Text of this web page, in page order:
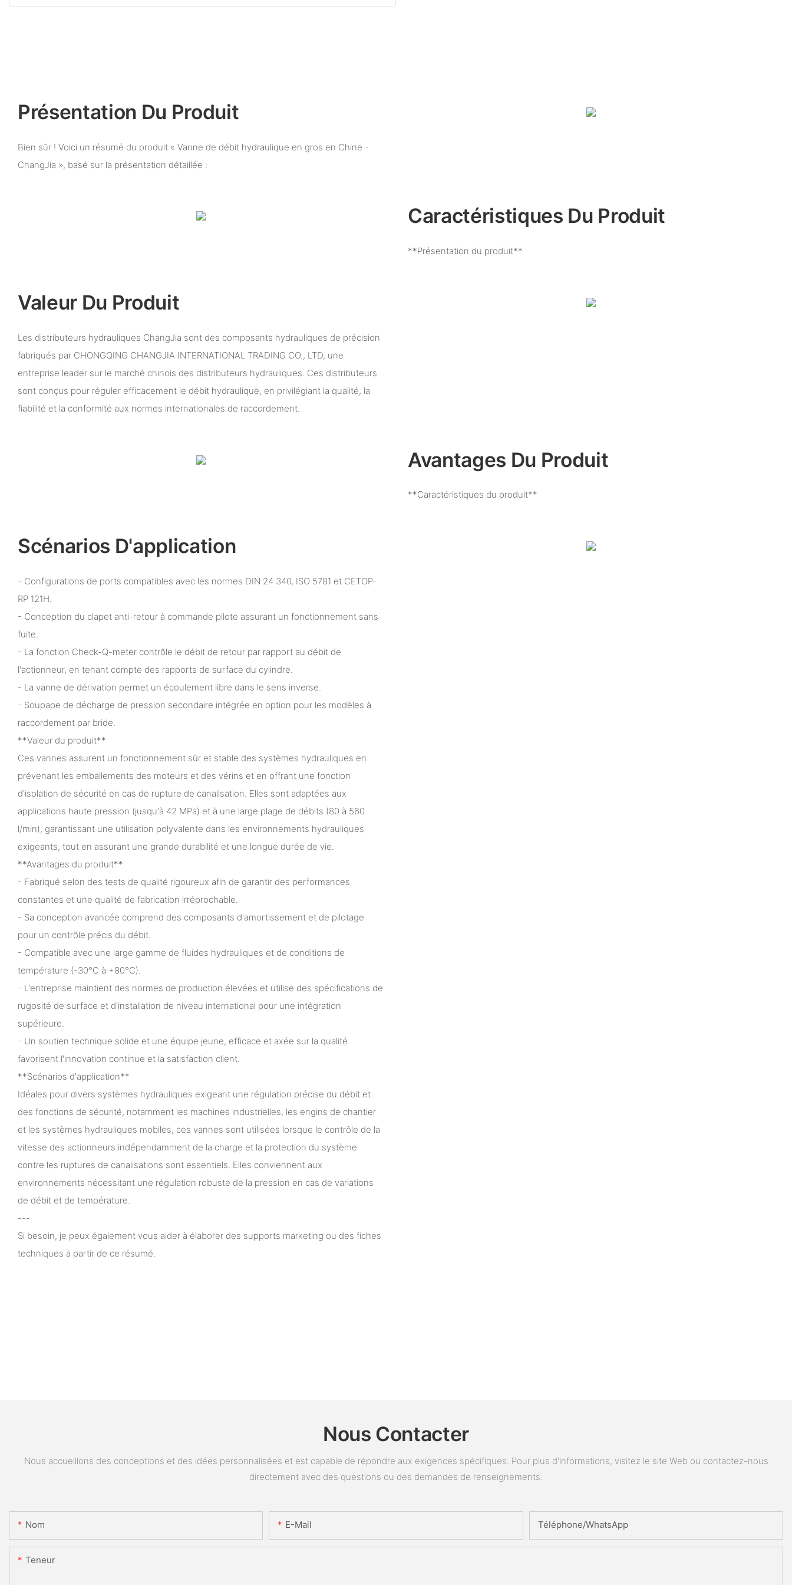
Présentation Du Produit
Bien sûr ! Voici un résumé du produit « Vanne de débit hydraulique en gros en Chine -
ChangJia », basé sur la présentation détaillée :
Caractéristiques Du Produit
**Présentation du produit**
Valeur Du Produit
Les distributeurs hydrauliques ChangJia sont des composants hydrauliques de précision
fabriqués par CHONGQING CHANGJIA INTERNATIONAL TRADING CO., LTD, une
entreprise leader sur le marché chinois des distributeurs hydrauliques. Ces distributeurs
sont conçus pour réguler efficacement le débit hydraulique, en privilégiant la qualité, la
fiabilité et la conformité aux normes internationales de raccordement.
Avantages Du Produit
**Caractéristiques du produit**
Scénarios D'application
- Configurations de ports compatibles avec les normes DIN 24 340, ISO 5781 et CETOP-
RP 121H.
- Conception du clapet anti-retour à commande pilote assurant un fonctionnement sans
fuite.
- La fonction Check-Q-meter contrôle le débit de retour par rapport au débit de
l'actionneur, en tenant compte des rapports de surface du cylindre.
- La vanne de dérivation permet un écoulement libre dans le sens inverse.
- Soupape de décharge de pression secondaire intégrée en option pour les modèles à
raccordement par bride.
**Valeur du produit**
Ces vannes assurent un fonctionnement sûr et stable des systèmes hydrauliques en
prévenant les emballements des moteurs et des vérins et en offrant une fonction
d'isolation de sécurité en cas de rupture de canalisation. Elles sont adaptées aux
applications haute pression (jusqu'à 42 MPa) et à une large plage de débits (80 à 560
l/min), garantissant une utilisation polyvalente dans les environnements hydrauliques
exigeants, tout en assurant une grande durabilité et une longue durée de vie.
**Avantages du produit**
- Fabriqué selon des tests de qualité rigoureux afin de garantir des performances
constantes et une qualité de fabrication irréprochable.
- Sa conception avancée comprend des composants d'amortissement et de pilotage
pour un contrôle précis du débit.
- Compatible avec une large gamme de fluides hydrauliques et de conditions de
température (-30°C à +80°C).
- L'entreprise maintient des normes de production élevées et utilise des spécifications de
rugosité de surface et d'installation de niveau international pour une intégration
supérieure.
- Un soutien technique solide et une équipe jeune, efficace et axée sur la qualité
favorisent l'innovation continue et la satisfaction client.
**Scénarios d'application**
Idéales pour divers systèmes hydrauliques exigeant une régulation précise du débit et
des fonctions de sécurité, notamment les machines industrielles, les engins de chantier
et les systèmes hydrauliques mobiles, ces vannes sont utilisées lorsque le contrôle de la
vitesse des actionneurs indépendamment de la charge et la protection du système
contre les ruptures de canalisations sont essentiels. Elles conviennent aux
environnements nécessitant une régulation robuste de la pression en cas de variations
de débit et de température.
---
Si besoin, je peux également vous aider à élaborer des supports marketing ou des fiches
techniques à partir de ce résumé.
Nous Contacter
Nous accueillons des conceptions et des idées personnalisées et est capable de répondre aux exigences spécifiques. Pour plus d'informations, visitez le site Web ou contactez-nous
directement avec des questions ou des demandes de renseignements.
Nom E-Mail Téléphone/WhatsApp
Teneur